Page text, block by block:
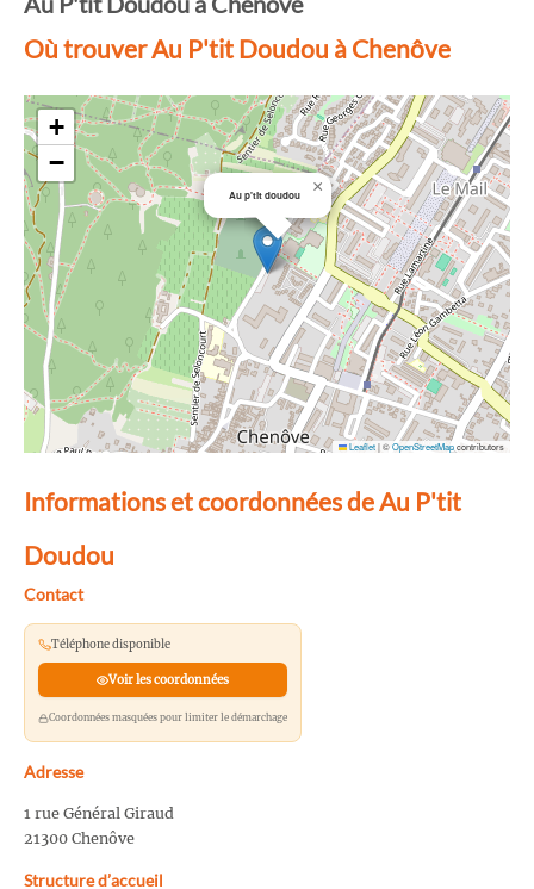
Où trouver Au P'tit Doudou à Chenôve
Au p'tit doudou ×
+
−
Leaflet|©OpenStreetMapcontributors
Informations et coordonnées de Au P'tit
Doudou
Contact
Téléphone disponible
Voir les coordonnées
Coordonnées masquées pour limiter le démarchage
Adresse
1 rue Général Giraud
21300 Chenôve
Structure d’accueil